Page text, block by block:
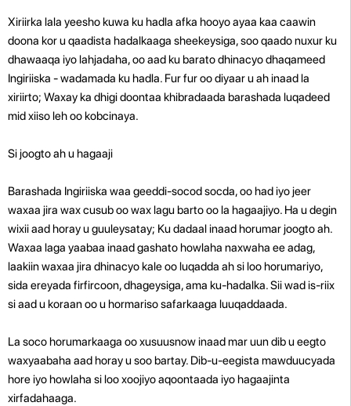
Xiriirka lala yeesho kuwa ku hadla afka hooyo ayaa kaa caawin
doona kor u qaadista hadalkaaga sheekeysiga, soo qaado nuxur ku
dhawaaqa iyo lahjadaha, oo aad ku barato dhinacyo dhaqameed
Ingiriiska - wadamada ku hadla. Fur fur oo diyaar u ah inaad la
xiriirto; Waxay ka dhigi doontaa khibradaada barashada luqadeed
mid xiiso leh oo kobcinaya.
Si joogto ah u hagaaji
Barashada Ingiriiska waa geeddi-socod socda, oo had iyo jeer
waxaa jira wax cusub oo wax lagu barto oo la hagaajiyo. Ha u degin
wixii aad horay u guuleysatay; Ku dadaal inaad horumar joogto ah.
Waxaa laga yaabaa inaad gashato howlaha naxwaha ee adag,
laakiin waxaa jira dhinacyo kale oo luqadda ah si loo horumariyo,
sida ereyada firfircoon, dhageysiga, ama ku-hadalka. Sii wad is-riix
si aad u koraan oo u hormariso safarkaaga luuqaddaada.
La soco horumarkaaga oo xusuusnow inaad mar uun dib u eegto
waxyaabaha aad horay u soo bartay. Dib-u-eegista mawduucyada
hore iyo howlaha si loo xoojiyo aqoontaada iyo hagaajinta
xirfadahaaga.